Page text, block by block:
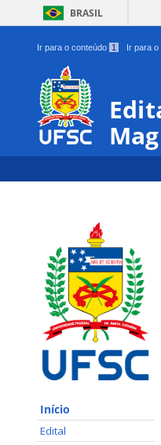
BRASIL
Ir para o conteúdo 1 Ir para o
Início
Edital